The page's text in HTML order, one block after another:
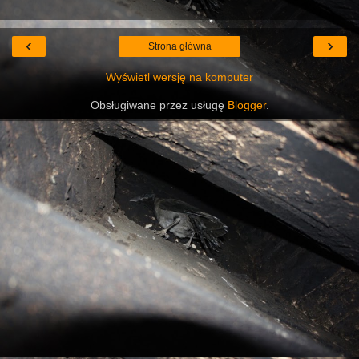
‹ ›
Strona główna
Wyświetl wersję na komputer
Obsługiwane przez usługę Blogger.